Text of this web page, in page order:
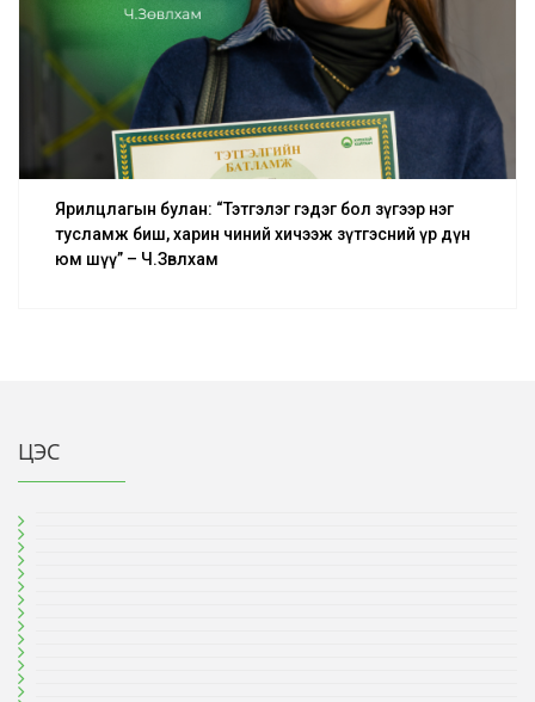
Ярилцлагын булан: “Тэтгэлэг гэдэг бол зүгээр нэг
тусламж биш, харин чиний хичээж зүтгэсний үр дүн
юм шүү” – Ч.Зөвлхам
ЦЭС